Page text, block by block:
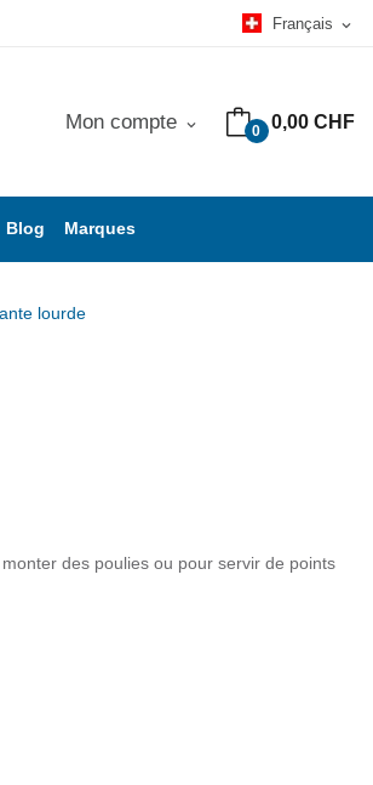
Français expand_more
0 0,00 CHF
Mon compte expand_more
Blog Marques
lourde
des poulies ou pour servir de points